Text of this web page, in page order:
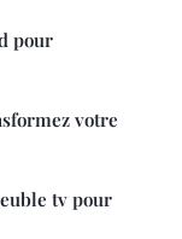
pour
votre
tv pour